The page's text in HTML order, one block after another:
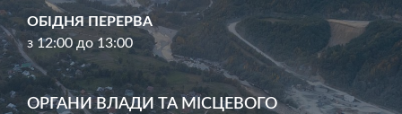
ОБІДНЯ ПЕРЕРВА
з 12:00 до 13:00
ОРГАНИ ВЛАДИ ТА МІСЦЕВОГО